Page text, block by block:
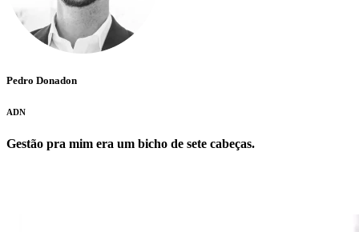
Pedro Donadon
ADN
Gestão pra mim era um bicho de sete cabeças.